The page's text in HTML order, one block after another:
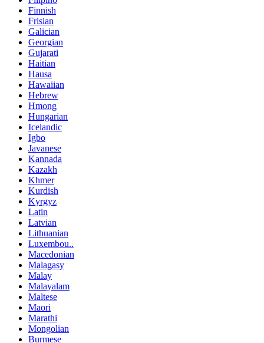
Finnish
Frisian
Galician
Georgian
Gujarati
Haitian
Hausa
Hawaiian
Hebrew
Hmong
Hungarian
Icelandic
Igbo
Javanese
Kannada
Kazakh
Khmer
Kurdish
Kyrgyz
Latin
Latvian
Lithuanian
Luxembou..
Macedonian
Malagasy
Malay
Malayalam
Maltese
Maori
Marathi
Mongolian
Burmese